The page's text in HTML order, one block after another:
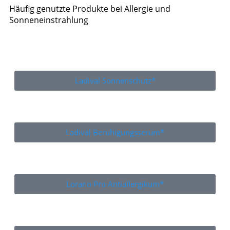
Häufig genutzte Produkte bei Allergie und
Sonneneinstrahlung
Ladival Sonnenschutz*
Ladival Beruhigungsserum*
Lorano Pro Antiallergikum*